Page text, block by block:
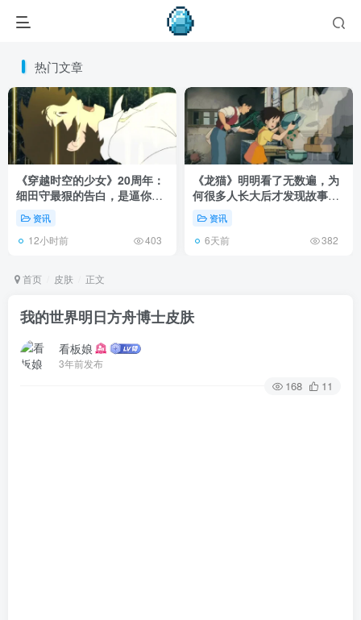
热门文章
《穿越时空的少女》20周年：
细田守最狠的告白，是逼你承
认有些夏天回不去了！
资讯
12小时前 403
《龙猫》明明看了无数遍，为
何很多人长大后才发现故事根
本不在 1988 年！
资讯
6天前 382
首页 皮肤 正文
我的世界明日方舟博士皮肤
看板娘
3年前发布
168 11